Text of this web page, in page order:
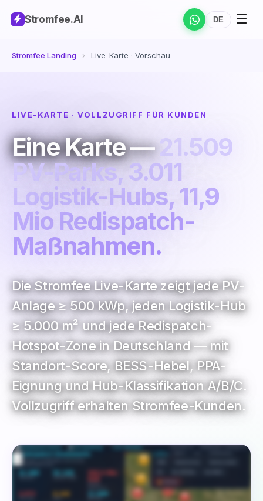
Stromfee.AI DE ☰
Stromfee Landing › Live-Karte · Vorschau
LIVE-KARTE · VOLLZUGRIFF FÜR KUNDEN
Eine Karte —21.509
PV-Parks, 3.011
Logistik-Hubs, 11,9
Mio Redispatch-
Maßnahmen.
Die Stromfee Live-Karte zeigt jede PV-
Anlage ≥ 500 kWp, jeden Logistik-Hub
≥ 5.000 m² und jede Redispatch-
Hotspot-Zone in Deutschland — mit
Standort-Score, BESS-Hebel, PPA-
Eignung und Hub-Klassifikation A/B/C.
Vollzugriff erhalten Stromfee-Kunden.